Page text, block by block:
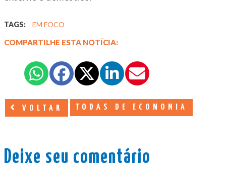
TAGS: EM FOCO
COMPARTILHE ESTA NOTÍCIA:
VOLTAR TODAS DE ECONOMIA
Deixe seu comentário